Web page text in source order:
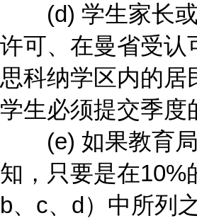
(d) 学生家长或
许可、在曼省受认
思科纳学区内的居
学生必须提交季度
(e) 如果教育局
知，只要是在10%
b、c、d）中所列